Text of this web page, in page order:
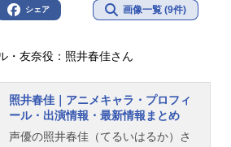
シェア 画像一覧 (9件)
・友奈役：照井春佳さん
照井春佳｜アニメキャラ・プロフィ
ール・出演情報・最新情報まとめ
声優の照井春佳（てるいはるか）さ